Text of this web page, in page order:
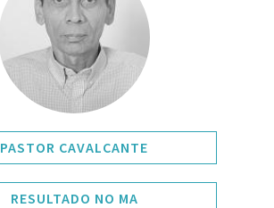
PASTOR CAVALCANTE
RESULTADO NO MA